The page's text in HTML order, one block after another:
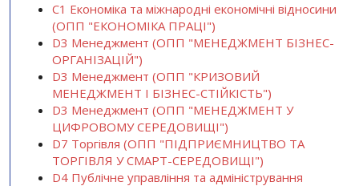
С1 Економіка та міжнародні економічні відносини
(ОПП "ЕКОНОМІКА ПРАЦІ")
D3 Менеджмент (ОПП "МЕНЕДЖМЕНТ БІЗНЕС-
ОРГАНІЗАЦІЙ")
D3 Менеджмент (ОПП "КРИЗОВИЙ
МЕНЕДЖМЕНТ І БІЗНЕС-СТІЙКІСТЬ")
D3 Менеджмент (ОПП "МЕНЕДЖМЕНТ У
ЦИФРОВОМУ СЕРЕДОВИЩІ")
D7 Торгівля (ОПП "ПІДПРИЄМНИЦТВО ТА
ТОРГІВЛЯ У СМАРТ-СЕРЕДОВИЩІ")
D4 Публічне управління та адміністрування